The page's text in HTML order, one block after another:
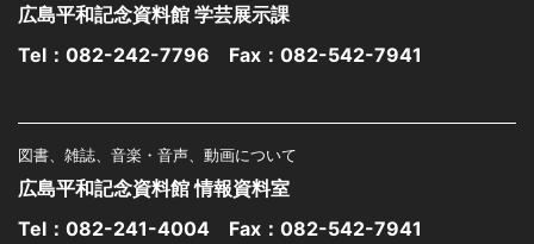
広島平和記念資料館 学芸展示課
Tel： 082-242-7796 Fax：082-542-7941
図書、雑誌、音楽・音声、動画について
広島平和記念資料館 情報資料室
Tel： 082-241-4004 Fax：082-542-7941